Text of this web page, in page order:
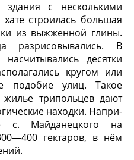
с несколькими
строилась большая
из выжженной глины.
В
десятки
кру­гом или
подобие улиц. Такое
жилье трипольцев дают
находки. Напри­
с. Майданецкого на
гектаров, в нём